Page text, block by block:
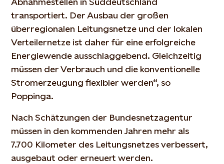
transportiert. Der Ausbau der großen
überregionalen Leitungsnetze und der lokalen
Verteilernetze ist daher für eine erfolgreiche
Energiewende ausschlaggebend. Gleichzeitig
müssen der Verbrauch und die konventionelle
Stromerzeugung flexibler werden“, so
Poppinga.
Nach Schätzungen der Bundesnetzagentur
müssen in den kommenden Jahren mehr als
7.700 Kilometer des Leitungsnetzes verbessert,
ausgebaut oder erneuert werden.